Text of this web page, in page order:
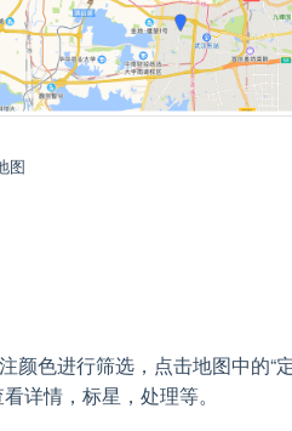
图
颜色进行筛选，点击地图中的“
详情，标星，处理等。